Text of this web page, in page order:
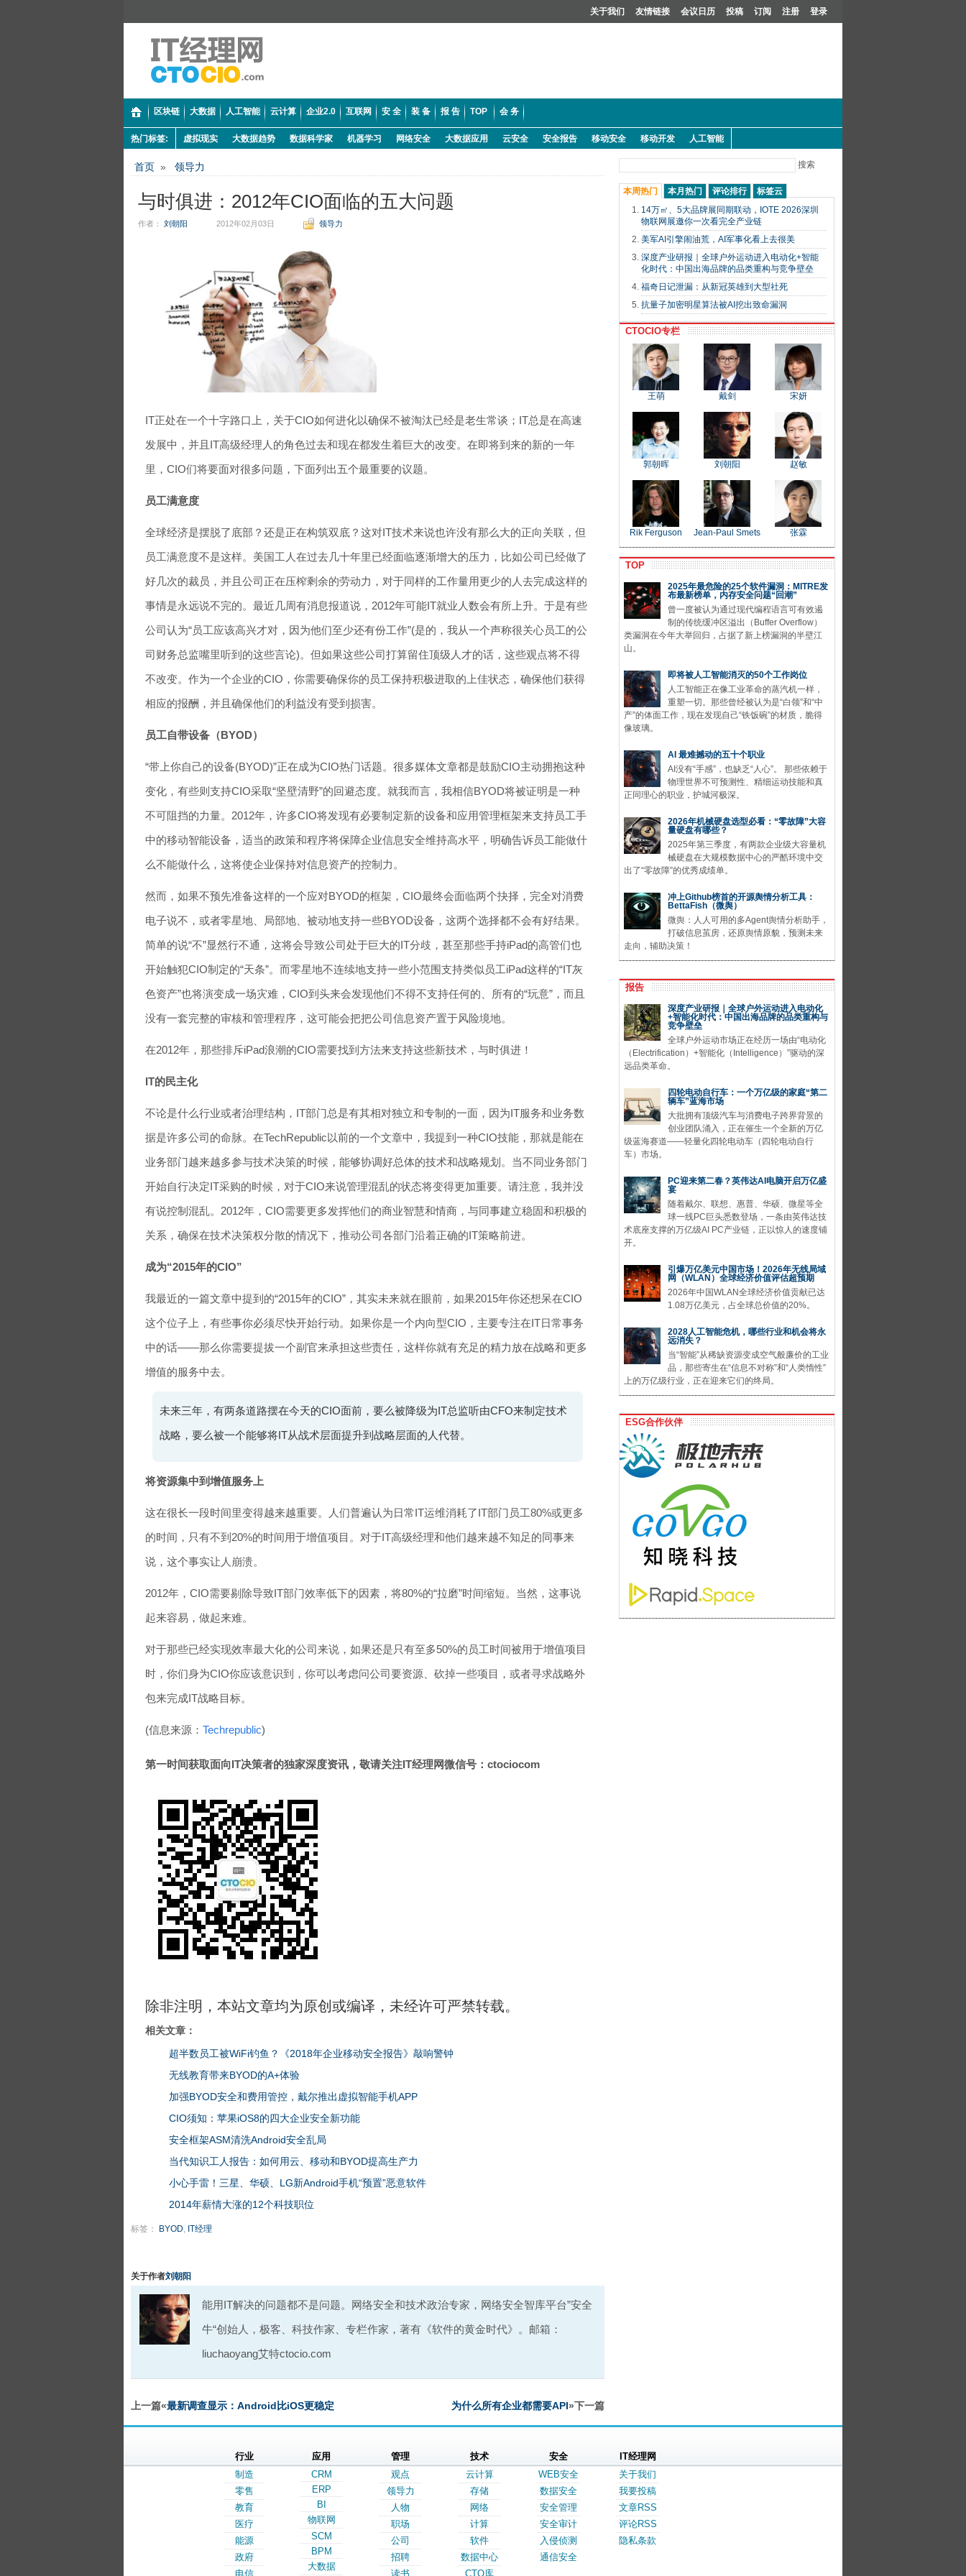
关于我们 友情链接 会议日历 投稿 订阅 注册 登录
区块链 大数据 人工智能 云计算 企业2.0 互联网 安 全 装 备 报 告 TOP 会 务
热门标签: 虚拟现实 大数据趋势 数据科学家 机器学习 网络安全 大数据应用 云安全 安全报告 移动安全 移动开发 人工智能
首页 » 领导力
与时俱进：2012年CIO面临的五大问题
作者： 刘朝阳 2012年02月03日 领导力
IT正处在一个十字路口上，关于CIO如何进化以确保不被淘汰已经是老生常谈；IT总是在高速
发展中，并且IT高级经理人的角色过去和现在都发生着巨大的改变。在即将到来的新的一年
里，CIO们将要面对很多问题，下面列出五个最重要的议题。
员工满意度
全球经济是摆脱了底部？还是正在构筑双底？这对IT技术来说也许没有那么大的正向关联，但
员工满意度不是这样。美国工人在过去几十年里已经面临逐渐增大的压力，比如公司已经做了
好几次的裁员，并且公司正在压榨剩余的劳动力，对于同样的工作量用更少的人去完成这样的
事情是永远说不完的。最近几周有消息报道说，2012年可能IT就业人数会有所上升。于是有些
公司认为“员工应该高兴才对，因为他们至少还有份工作”(是的，我从一个声称很关心员工的公
司财务总监嘴里听到的这些言论)。但如果这些公司打算留住顶级人才的话，这些观点将不得
不改变。作为一个企业的CIO，你需要确保你的员工保持积极进取的上佳状态，确保他们获得
相应的报酬，并且确保他们的利益没有受到损害。
员工自带设备（BYOD）
“带上你自己的设备(BYOD)”正在成为CIO热门话题。很多媒体文章都是鼓励CIO主动拥抱这种
变化，有些则支持CIO采取“坚壁清野”的回避态度。就我而言，我相信BYOD将被证明是一种
不可阻挡的力量。2012年，许多CIO将发现有必要制定新的设备和应用管理框架来支持员工手
中的移动智能设备，适当的政策和程序将保障企业信息安全维持高水平，明确告诉员工能做什
么不能做什么，这将使企业保持对信息资产的控制力。
然而，如果不预先准备这样的一个应对BYOD的框架，CIO最终会面临两个抉择，完全对消费
电子说不，或者零星地、局部地、被动地支持一些BYOD设备，这两个选择都不会有好结果。
简单的说“不”显然行不通，这将会导致公司处于巨大的IT分歧，甚至那些手持iPad的高管们也
开始触犯CIO制定的“天条”。而零星地不连续地支持一些小范围支持类似员工iPad这样的“IT灰
色资产”也将演变成一场灾难，CIO到头来会发现他们不得不支持任何的、所有的“玩意”，而且
没有一套完整的审核和管理程序，这可能会把把公司信息资产置于风险境地。
在2012年，那些排斥iPad浪潮的CIO需要找到方法来支持这些新技术，与时俱进！
IT的民主化
不论是什么行业或者治理结构，IT部门总是有其相对独立和专制的一面，因为IT服务和业务数
据是许多公司的命脉。在TechRepublic以前的一个文章中，我提到一种CIO技能，那就是能在
业务部门越来越多参与技术决策的时候，能够协调好总体的技术和战略规划。当不同业务部门
开始自行决定IT采购的时候，对于CIO来说管理混乱的状态将变得更加重要。请注意，我并没
有说控制混乱。2012年，CIO需要更多发挥他们的商业智慧和情商，与同事建立稳固和积极的
关系，确保在技术决策权分散的情况下，推动公司各部门沿着正确的IT策略前进。
成为“2015年的CIO”
我最近的一篇文章中提到的“2015年的CIO”，其实未来就在眼前，如果2015年你还想呆在CIO
这个位子上，有些事你必须尽快开始行动。如果你是一个内向型CIO，主要专注在IT日常事务
中的话——那么你需要提拔一个副官来承担这些责任，这样你就有充足的精力放在战略和更多
增值的服务中去。
未来三年，有两条道路摆在今天的CIO面前，要么被降级为IT总监听由CFO来制定技术
战略，要么被一个能够将IT从战术层面提升到战略层面的人代替。
将资源集中到增值服务上
这在很长一段时间里变得越来越重要。人们普遍认为日常IT运维消耗了IT部门员工80%或更多
的时间，只有不到20%的时间用于增值项目。对于IT高级经理和他们越来越不知足的同事来
说，这个事实让人崩溃。
2012年，CIO需要剔除导致IT部门效率低下的因素，将80%的“拉磨”时间缩短。当然，这事说
起来容易，做起来难。
对于那些已经实现效率最大化的公司来说，如果还是只有至多50%的员工时间被用于增值项目
时，你们身为CIO你应该意识到，你可以考虑问公司要资源、砍掉一些项目，或者寻求战略外
包来完成IT战略目标。
(信息来源： Techrepublic)
第一时间获取面向IT决策者的独家深度资讯，敬请关注IT经理网微信号：ctociocom
除非注明，本站文章均为原创或编译，未经许可严禁转载。
相关文章：
超半数员工被WiFi钓鱼？《2018年企业移动安全报告》敲响警钟
无线教育带来BYOD的A+体验
加强BYOD安全和费用管控，戴尔推出虚拟智能手机APP
CIO须知：苹果iOS8的四大企业安全新功能
安全框架ASM清洗Android安全乱局
当代知识工人报告：如何用云、移动和BYOD提高生产力
小心手雷！三星、华硕、LG新Android手机“预置”恶意软件
2014年薪情大涨的12个科技职位
标签： BYOD, IT经理
关于作者刘朝阳
能用IT解决的问题都不是问题。网络安全和技术政治专家，网络安全智库平台”安全
牛“创始人，极客、科技作家、专栏作家，著有《软件的黄金时代》。邮箱：
liuchaoyang艾特ctocio.com
上一篇«最新调查显示：Android比iOS更稳定 为什么所有企业都需要API»下一篇
搜索
本周热门 本月热门 评论排行
标签云
14万㎡、5大品牌展同期联动，IOTE 2026深圳
物联网展邀你一次看完全产业链
美军AI引擎闹油荒，AI军事化看上去很美
深度产业研报｜全球户外运动进入电动化+智能
化时代：中国出海品牌的品类重构与竞争壁垒
福奇日记泄漏：从新冠英雄到大型社死
抗量子加密明星算法被AI挖出致命漏洞
CTOCIO专栏
王萌 戴剑 宋妍
郭朝晖 刘朝阳 赵敏
Rik Ferguson Jean-Paul Smets 张霖
TOP
2025年最危险的25个软件漏洞：MITRE发
布最新榜单，内存安全问题“回潮”
曾一度被认为通过现代编程语言可有效遏
制的传统缓冲区溢出（Buffer Overflow）
类漏洞在今年大举回归，占据了新上榜漏洞的半壁江
山。
即将被人工智能消灭的50个工作岗位
人工智能正在像工业革命的蒸汽机一样，
重塑一切。那些曾经被认为是“白领”和“中
产”的体面工作，现在发现自己“铁饭碗”的材质，脆得
像玻璃。
AI 最难撼动的五十个职业
AI没有“手感”，也缺乏“人心”。 那些依赖于
物理世界不可预测性、精细运动技能和真
正同理心的职业，护城河极深。
2026年机械硬盘选型必看：“零故障”大容
量硬盘有哪些？
2025年第三季度，有两款企业级大容量机
械硬盘在大规模数据中心的严酷环境中交
出了“零故障”的优秀成绩单。
冲上Github榜首的开源舆情分析工具：
BettaFish（微舆）
微舆：人人可用的多Agent舆情分析助手，
打破信息茧房，还原舆情原貌，预测未来
走向，辅助决策！
报告
深度产业研报｜全球户外运动进入电动化
+智能化时代：中国出海品牌的品类重构与
竞争壁垒
全球户外运动市场正在经历一场由“电动化
（Electrification）+智能化（Intelligence）”驱动的深
远品类革命。
四轮电动自行车：一个万亿级的家庭“第二
辆车”蓝海市场
大批拥有顶级汽车与消费电子跨界背景的
创业团队涌入，正在催生一个全新的万亿
级蓝海赛道——轻量化四轮电动车（四轮电动自行
车）市场。
PC迎来第二春？英伟达AI电脑开启万亿盛
宴
随着戴尔、联想、惠普、华硕、微星等全
球一线PC巨头悉数登场，一条由英伟达技
术底座支撑的万亿级AI PC产业链，正以惊人的速度铺
开。
引爆万亿美元中国市场！2026年无线局域
网（WLAN）全球经济价值评估超预期
2026年中国WLAN全球经济价值贡献已达
1.08万亿美元，占全球总价值的20%。
2028人工智能危机，哪些行业和机会将永
远消失？
当“智能”从稀缺资源变成空气般廉价的工业
品，那些寄生在“信息不对称”和“人类惰性”
上的万亿级行业，正在迎来它们的终局。
ESG合作伙伴
行业
制造
零售
教育
医疗
能源
政府
电信
应用
CRM
ERP
BI
物联网
SCM
BPM
大数据
管理
观点
领导力
人物
职场
公司
招聘
读书
技术
云计算
存储
网络
计算
软件
数据中心
CTO库
安全
WEB安全
数据安全
安全管理
安全审计
入侵侦测
通信安全
IT经理网
关于我们
我要投稿
文章RSS
评论RSS
隐私条款